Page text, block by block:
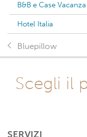
B&B e Case
Hotel Italia
Bluepillow
Scegli il
SERVIZI